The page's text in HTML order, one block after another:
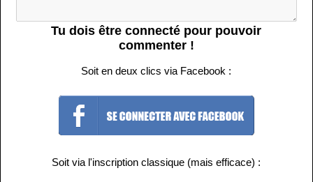
Tu dois être connecté pour pouvoir
commenter !
Soit en deux clics via Facebook :
Soit via l'inscription classique (mais efficace) :